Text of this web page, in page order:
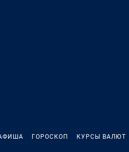
ГОРОСКОП КУРСЫ ВАЛЮТ